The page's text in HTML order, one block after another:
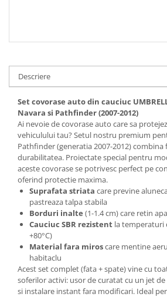
Descriere
Set covorase auto din cauciuc
Navara si Pathfinder (2007-2012)
Ai nevoie de covorase auto care sa
vehiculului tau? Setul nostru premium
Pathfinder (generatia 2007-2012)
durabilitatea. Proiectate special pentru
aceste covorase se potrivesc perfect pe
oferind protectie maxima.
Suprafata striata care previne
pastreaza talpa stabila
Borduri inalte (1-1.4 cm) care retin
Cauciuc SBR rezistent la temperaturi
+80°C)
Material fara miroscare mentine
habitaclu
Acest set complet (fata + spate) vine cu
soferilor activi: usor de curatat cu un jet
si instalare instant fara modificari. Ideal